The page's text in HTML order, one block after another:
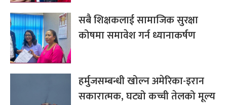
सबै शिक्षकलाई सामाजिक सुरक्षा
कोषमा समावेश गर्न ध्यानाकर्षण
हर्मुजसम्बन्धी खोल्न अमेरिका-इरान
सकारात्मक, घट्यो कच्ची तेलको मूल्य